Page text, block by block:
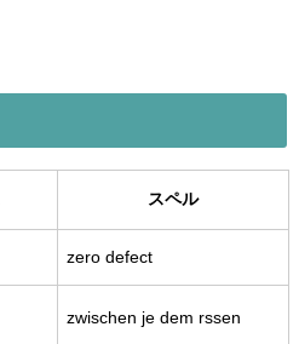
スペル
zero defect
zwischen je dem rssen